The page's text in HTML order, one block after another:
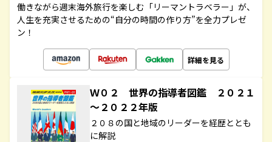
働きながら週末海外旅行を楽しむ「リーマントラベラー」が、
人生を充実させるための“自分の時間の作り方”を全力プレゼ
ン！
詳細を見る
Ｗ０２ 世界の指導者図鑑 ２０２１
～２０２２年版
２０８の国と地域のリーダーを経歴ととも
に解説